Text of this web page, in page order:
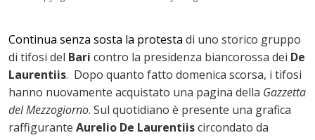
Continua senza sosta la protesta di uno storico gruppo
di tifosi del Bari contro la presidenza biancorossa dei De
Laurentiis. Dopo quanto fatto domenica scorsa, i tifosi
hanno nuovamente acquistato una pagina della Gazzetta
del Mezzogiorno. Sul quotidiano è presente una grafica
raffigurante Aurelio De Laurentiiscircondato da